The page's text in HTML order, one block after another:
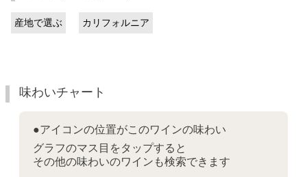
産地で選ぶ カリフォルニア
味わいチャート
●アイコンの位置がこのワインの味わい
グラフのマス目をタップすると
その他の味わいのワインも検索できます